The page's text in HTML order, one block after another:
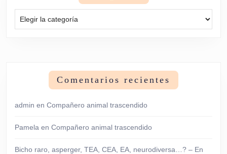
Comentarios recientes
admin en Compañero animal trascendido
Pamela en Compañero animal trascendido
Bicho raro, asperger, TEA, CEA, EA, neurodiversa…? – En